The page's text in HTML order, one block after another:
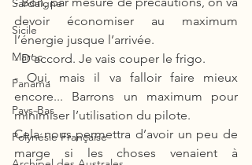
Sardaigne
Sicile
Maroc
Panama
Pays-Bas
Polynésie Française
devoir économiser au maximum
l’énergie jusque l’arrivée.
- D’accord. Je vais couper le frigo.
- Oui, mais il va falloir faire mieux
encore... Barrons un maximum pour
minimiser l’utilisation du pilote.
Cela nous permettra d’avoir un peu de
marge si les choses venaient à